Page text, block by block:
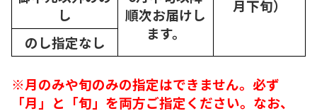
月下旬）
し
順次お届けし
ます。
のし指定なし
※月のみや旬のみの指定はできません。必ず
「月」と「旬」を両方ご指定ください。なお、